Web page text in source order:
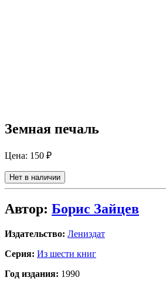
Земная печаль
Цена: 150 ₽
Нет в наличии
Автор: Борис Зайцев
Издательство: Лениздат
Серия: Из шести книг
Год издания: 1990